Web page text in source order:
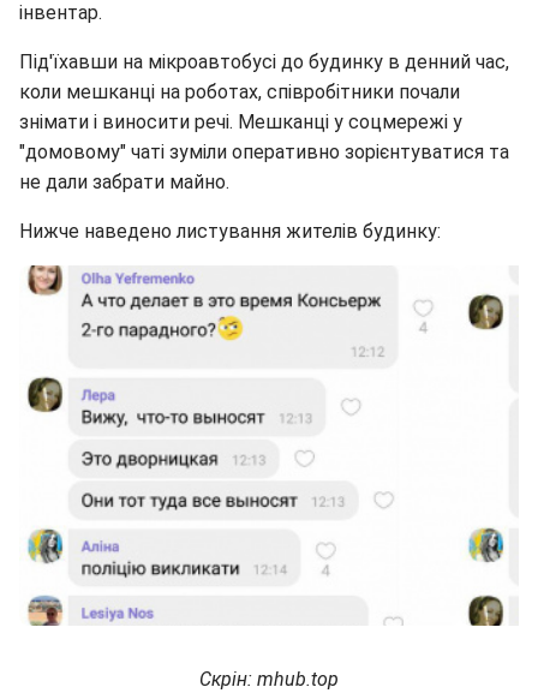
інвентар.
Під'їхавши на мікроавтобусі до будинку в денний час,
коли мешканці на роботах, співробітники почали
знімати і виносити речі. Мешканці у соцмережі у
"домовому" чаті зуміли оперативно зорієнтуватися та
не дали забрати майно.
Нижче наведено листування жителів будинку:
Скрін: mhub.top